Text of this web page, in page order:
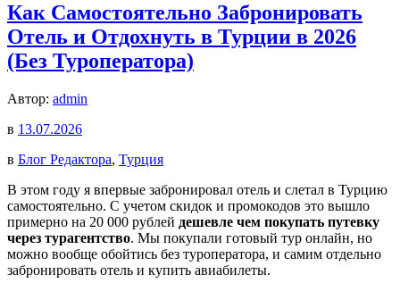
Как Самостоятельно Забронировать
Отель и Отдохнуть в Турции в 2026
(Без Туроператора)
Автор: admin
в 13.07.2026
в Блог Редактора, Турция
В этом году я впервые забронировал отель и слетал в Турцию
самостоятельно. С учетом скидок и промокодов это вышло
примерно на 20 000 рублей дешевле чем покупать путевку
через турагентство. Мы покупали готовый тур онлайн, но
можно вообще обойтись без туроператора, и самим отдельно
забронировать отель и купить авиабилеты.